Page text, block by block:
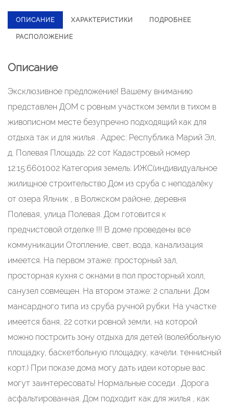
ОПИСАНИЕ ХАРАКТЕРИСТИКИ ПОДРОБНЕЕ
РАСПОЛОЖЕНИЕ
Описание
Эксклюзивное предложение! Вашему вниманию
представлен ДОМ с ровным участком земли в тихом в
живописном месте безупречно подходящий как для
отдыха так и для жилья . Адрес: Республика Марий Эл,
д. Полевая Площадь: 22 сот Кадастровый номер
12:15:6601002 Категория земель: ИЖС(индивидуальное
жилищное строительство Дом из сруба с неподалёку
от озера Яльчик , в Волжском районе, деревня
Полевая, улица Полевая. Дом готовится к
предчистовой отделке !!! В доме проведены все
коммуникации Отопление, свет, вода, канализация
имеется. На первом этаже: просторный зал,
просторная кухня с окнами в пол просторный холл,
санузел совмещен. На втором этаже: 2 спальни. Дом
мансардного типа из сруба ручной рубки. На участке
имеется баня, 22 сотки ровной земли, на которой
можно построить зону отдыха для детей (волейбольную
площадку, баскетбольную площадку, качели. теннисный
корт.) При показе дома могу дать идеи которые вас
могут заинтересовать! Нормальные соседи . Дорога
асфальтированная. Дом подходит как для жилья , как